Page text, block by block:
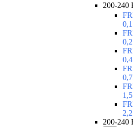
200-240
200-240